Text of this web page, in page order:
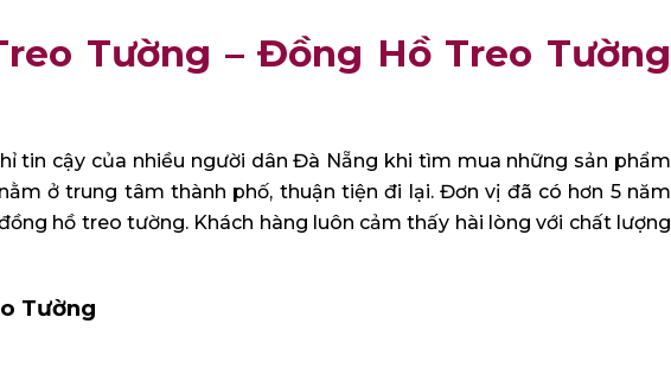
Tường – Đồng Hồ Treo Tường
tin cậy của nhiều người dân Đà Nẵng khi tìm mua những sản phẩm
ở trung tâm thành phố, thuận tiện đi lại. Đơn vị đã có hơn 5 năm
hồ treo tường. Khách hàng luôn cảm thấy hài lòng với chất lượng
Tường